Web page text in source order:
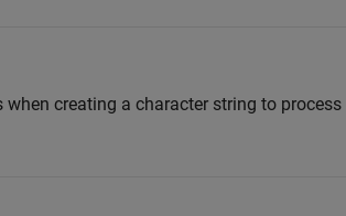
when creating a character string to